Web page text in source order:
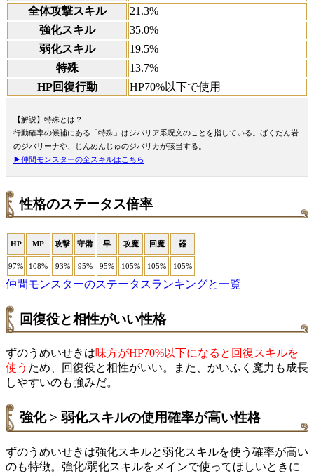
全体攻撃スキル
21.3%
強化スキル
35.0%
弱化スキル
19.5%
特殊
13.7%
HP回復行動
HP70%以下で使用
【解説】特殊とは？
行動確率の候補にある「特殊」はジバリア系呪文のことを指している。ばくだん岩
のジバリーナや、じんめんじゅのジバリカが該当する。
▶仲間モンスターの全スキルはこちら
性格のステータス倍率
HP MP 攻撃 守備 早 攻魔 回魔 器
97% 108% 93% 95% 95% 105% 105% 105%
仲間モンスターのステータスランキングと一覧
回復役と相性がいい性格
ずのうめいせきは味方がHP70%以下になると回復スキルを
使う ため、回復役と相性がいい。また、かいふく魔力も成長
しやすいのも強みだ。
強化 > 弱化スキルの使用確率が高い性格
ずのうめいせきは強化スキルと弱化スキルを使う確率が高い
のも特徴。強化/弱化スキルをメインで使ってほしいときに